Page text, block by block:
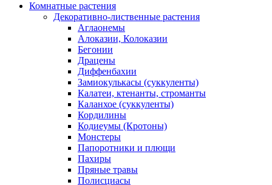
Комнатные растения
Декоративно-лиственные растения
Аглаонемы
Алоказии, Колоказии
Бегонии
Драцены
Диффенбахии
Замиокулькасы (суккуленты)
Калатеи, ктенанты, строманты
Каланхое (суккуленты)
Кордилины
Кодиеумы (Кротоны)
Монстеры
Папоротники и плющи
Пахиры
Пряные травы
Полисциасы